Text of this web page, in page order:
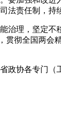
责任制，
理，坚定不
彻全国两
协各专门（